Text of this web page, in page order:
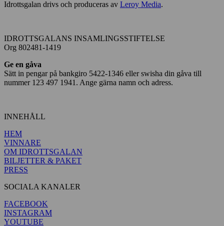
Idrottsgalan drivs och produceras av Leroy Media.
IDROTTSGALANS INSAMLINGSSTIFTELSE
Org 802481-1419
Ge en gåva
Sätt in pengar på bankgiro 5422-1346 eller swisha din gåva till
nummer 123 497 1941. Ange gärna namn och adress.
INNEHÅLL
HEM
VINNARE
OM IDROTTSGALAN
BILJETTER & PAKET
PRESS
SOCIALA KANALER
FACEBOOK
INSTAGRAM
YOUTUBE